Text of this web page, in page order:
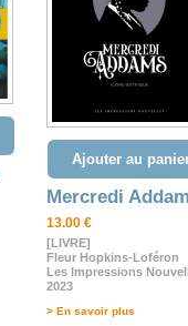
Ajouter au
Mercredi
13.00 €
[LIVRE]
Fleur Hopkins-Loféron
Les Impressions
2023
> En savoir plus